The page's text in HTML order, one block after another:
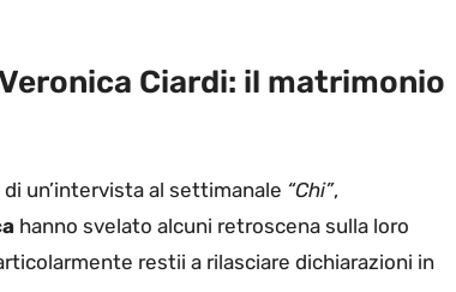
Ciardi: il matrimonio
un’intervista al settimanale “Chi”,
hanno svelato alcuni retroscena sulla loro
restii a rilasciare dichiarazioni in